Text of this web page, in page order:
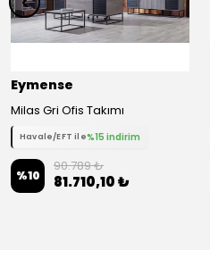
Eymense
Milas Gri Ofis Takımı
Havale/EFT ile%15 indirim
%10
90.789 ₺
81.710,10 ₺